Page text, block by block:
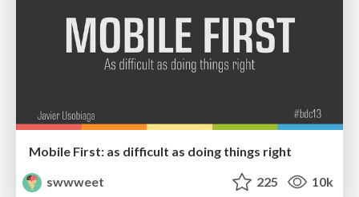
Mobile First: as difficult as doing things right
swwweet
225 10k